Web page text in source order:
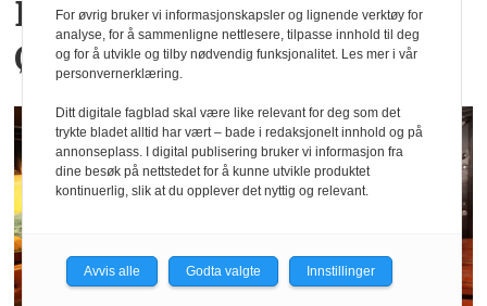
Big Bite vil doble på
Østlandet innen tre år
For øvrig bruker vi informasjonskapsler og lignende verktøy for
analyse, for å sammenligne nettlesere, tilpasse innhold til deg
og for å utvikle og tilby nødvendig funksjonalitet. Les mer i vår
personvernerklæring.
Ditt digitale fagblad skal være like relevant for deg som det
trykte bladet alltid har vært – bade i redaksjonelt innhold og på
annonseplass. I digital publisering bruker vi informasjon fra
dine besøk på nettstedet for å kunne utvikle produktet
kontinuerlig, slik at du opplever det nyttig og relevant.
Avvis alle Godta valgte Innstillinger